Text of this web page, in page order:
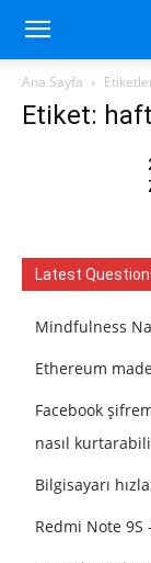
Ana Sayfa
Etiket:
Latest
Mindfulness
Ethereum
Facebook
nasıl
Bilgisayarı
Redmi Note 9S